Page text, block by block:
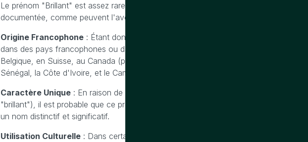
Le prénom "Brillant" est assez rare et inhabituel. Il n'a pas une distribution
documentée, comme peuvent l'avoir des prénoms plus courants. Toutefois, voici
Origine Francophone : Étant donné que "Brillant" est un mot français, il est
dans des pays francophones ou dans des communautés francophones à travers le
Belgique, en Suisse, au Canada (particulièrement au Québec), et dans plusieurs
Sénégal, la Côte d'Ivoire, et le Cameroun).
Caractère Unique : En raison de son caractère unique et de son sens littéral en
"brillant"), il est probable que ce prénom soit donné de manière très individuelle,
un nom distinctif et significatif.
Utilisation Culturelle : Dans certaines cultures, il peut y avoir une tendance à